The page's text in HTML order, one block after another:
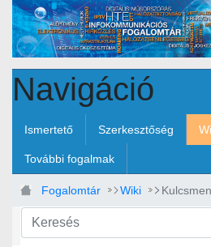
Ugrás a fő tartalomhoz
Navigáció
Ismertető Szerkesztőség
További fogalmak
Fogalomtár Wiki